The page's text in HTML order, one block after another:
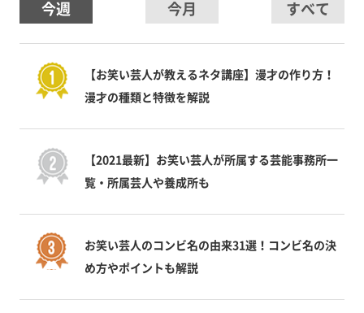
今週 今月 すべて
【お笑い芸人が教えるネタ講座】漫才の作り方！
漫才の種類と特徴を解説
【2021最新】お笑い芸人が所属する芸能事務所一
覧・所属芸人や養成所も
お笑い芸人のコンビ名の由来31選！コンビ名の決
め方やポイントも解説